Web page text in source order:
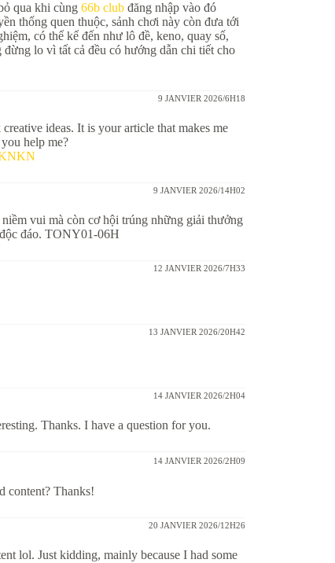
qua khi cùng 66b club đăng nhập vào đó
thống quen thuộc, sảnh chơi này còn đưa tới
có thể kể đến như lô đề, keno, quay số,
lo vì tất cả đều có hướng dẫn chi tiết cho
9 JANVIER 2026/6H18
ideas. It is your article that makes me
help me?
9 JANVIER 2026/14H02
vui mà còn cơ hội trúng những giải thưởng
đáo. TONY01-06H
12 JANVIER 2026/7H33
13 JANVIER 2026/20H42
14 JANVIER 2026/2H04
Thanks. I have a question for you.
14 JANVIER 2026/2H09
content? Thanks!
20 JANVIER 2026/12H26
lol. Just kidding, mainly because I had some